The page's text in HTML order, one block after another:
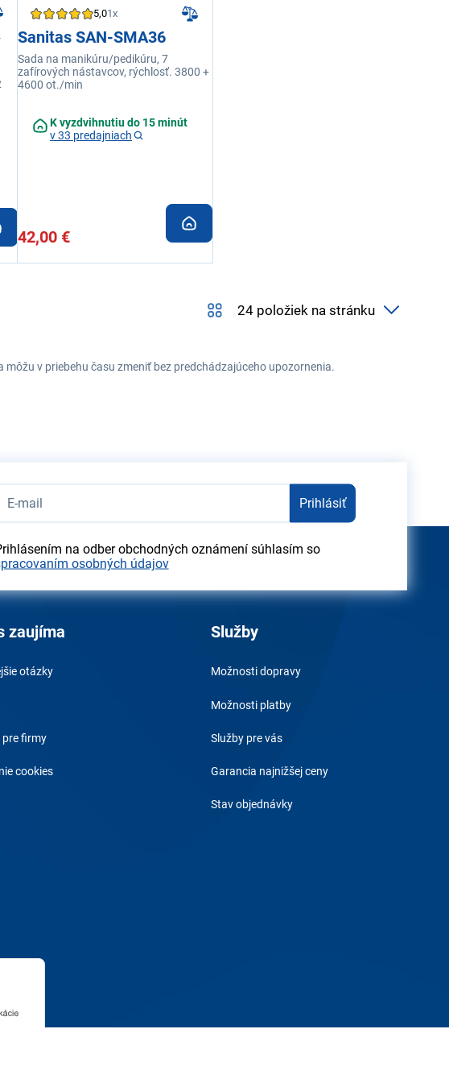
5,01x
Sanitas SAN-SMA36
Sada na manikúru/pedikúru, 7
zafírových nástavcov, rýchlosť. 3800 +
4600 ot./min
K vyzdvihnutiu do 15 minút
v 33 predajniach
42,00 €
v priebehu času zmeniť bez predchádzajúceho upozornenia.
Prihlásiť
na odber obchodných oznámení súhlasím so
osobných údajov
zaujíma
otázky
pre firmy
cookies
Služby
Možnosti dopravy
Možnosti platby
Služby pre vás
Garancia najnižšej ceny
Stav objednávky